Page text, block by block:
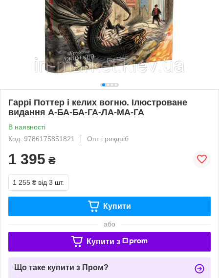
Гаррі Поттер і келих вогню. Ілюстроване
видання А-БА-БА-ГА-ЛА-МА-ГА
В наявності
Код: 9786175851821
Опт і роздріб
1 395 ₴
1 255 ₴ від 3 шт.
Купити
або
Купити з
Що таке купити з Пром?